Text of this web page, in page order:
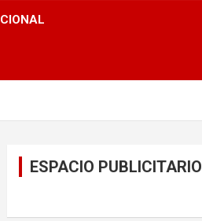
ESPACIO PUBLICITARIO